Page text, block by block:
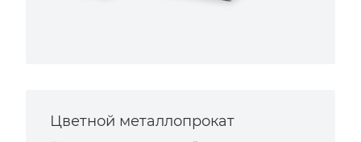
Цветной металлопрокат